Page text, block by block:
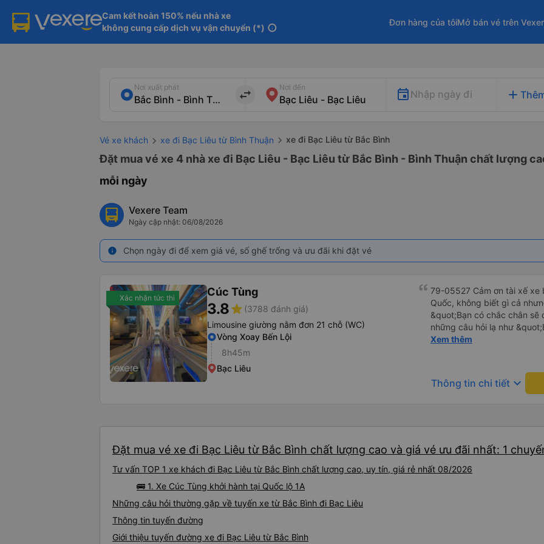
Cam kết hoàn 150% nếu nhà xe
không cung cấp dịch vụ vận chuyển (*) info
Đơn hàng của tôiMở bán vé trên
Nơi xuất phát
import_export
Nơi đến
Nhập ngày đi add
Vé xe khách xe đi Bạc Liêu từ Bình Thuận xe đi Bạc Liêu từ Bắc Bình
Đặt mua vé xe 4 nhà xe đi Bạc Liêu - Bạc Liêu từ Bắc Bình - Bình Thuận chất lượng
mỗi ngày
Vexere Team
Ngày cập nhật: 06/08/2026
info Chọn ngày đi để xem giá vé, số ghế trống và ưu đãi khi đặt vé
Xác nhận tức thì Cúc Tùng
3.8star (3788 đánh giá)
Limousine giường nằm đơn 21 chỗ (WC)
Vòng Xoay Bến Lội
8h45m
Bạc Liêu
79-05527 Cảm ơn tài xế xe
Quốc, không biết gì cả
&quot;Bạn có chắc chắn sẽ
những câu hỏi lạ như
sạn của chúng tôi
và thậm chí còn đón tôi tại
buổi sáng. ngu ngốc đến
buýt 79-05527 rất nhiều tài
liên tục hỏi trên Google
khách sạn của chúng tôi
Xem thêm
Thông tin chi tiết keyboard_arrow_down
Đặt mua vé xe đi Bạc Liêu từ Bắc Bình chất lượng cao và giá vé ưu đãi nhất: 1
Tư vấn TOP 1 xe khách đi Bạc Liêu từ Bắc Bình chất lượng cao, uy tín, giá rẻ nhất 08/2026
🚌 1. Xe Cúc Tùng khởi hành tại Quốc lộ 1A
Những câu hỏi thường gặp về tuyến xe từ Bắc Bình đi Bạc Liêu
Thông tin tuyến đường
Giới thiệu tuyến đường xe đi Bạc Liêu từ Bắc Bình